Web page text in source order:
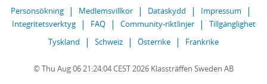
Personsökning Medlemsvillkor Dataskydd
Impressum
Integritetsverktyg
FAQ Community-riktlinjer
Tillgänglighet
Tyskland
Schweiz Österrike Frankrike
© Thu Aug 06 21:24:04 CEST 2026 Klassträffen Sweden AB